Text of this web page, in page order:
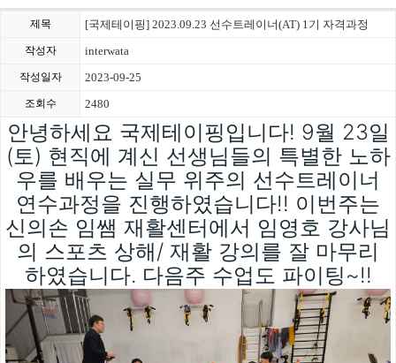
제목 [국제테이핑] 2023.09.23 선수트레이너(AT) 1기 자격과정
작성자 interwata
작성일자 2023-09-25
조회수 2480
안녕하세요 국제테이핑입니다! 9월 23일
(토) 현직에 계신 선생님들의 특별한 노하
우를 배우는 실무 위주의 선수트레이너
연수과정을 진행하였습니다!! 이번주는
신의손 임쌤 재활센터에서 임영호 강사님
의 스포츠 상해/ 재활 강의를 잘 마무리
하였습니다. 다음주 수업도 파이팅~!!